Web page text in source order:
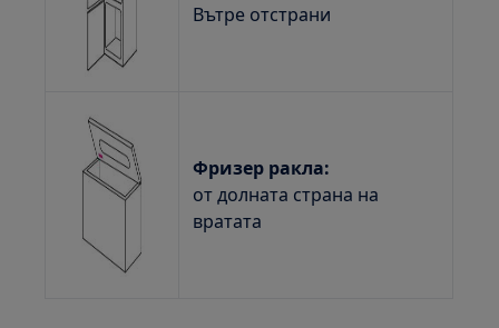
Вътре отстрани
Фризер ракла:
от долната страна на
вратата